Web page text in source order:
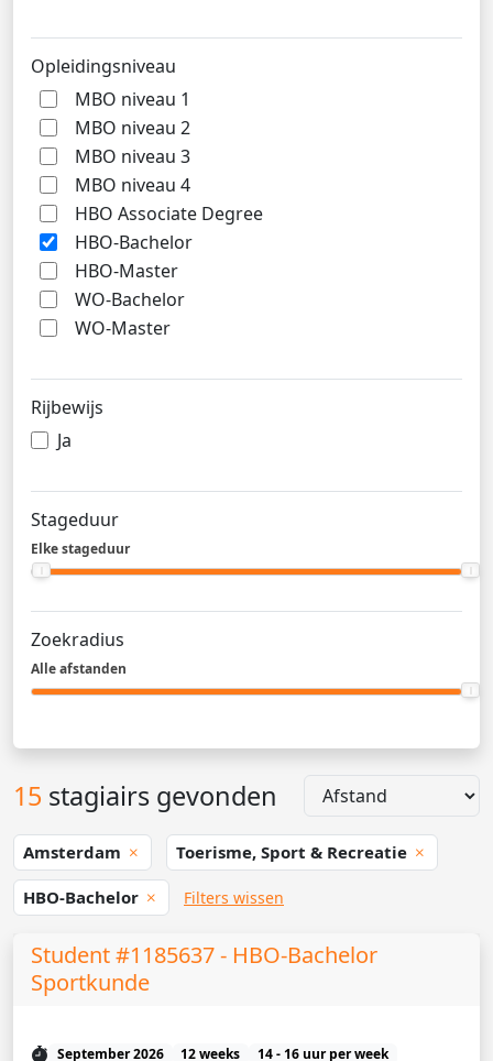
Opleidingsniveau
MBO niveau 1
MBO niveau 2
MBO niveau 3
MBO niveau 4
HBO Associate Degree
HBO-Bachelor
HBO-Master
WO-Bachelor
WO-Master
Rijbewijs
Ja
Stageduur
Elke stageduur
Zoekradius
Alle afstanden
15 stagiairs gevonden
Amsterdam Toerisme, Sport & Recreatie
HBO-Bachelor Filters wissen
Student #1185637 - HBO-Bachelor
Sportkunde
September 2026 12 weeks 14 - 16 uur per week